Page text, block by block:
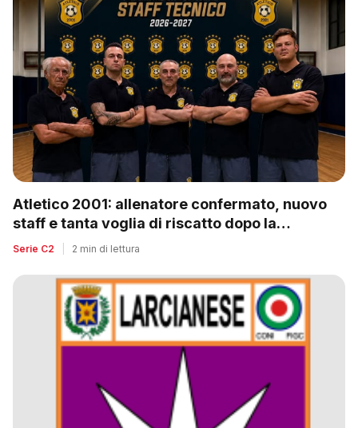
Atletico 2001: allenatore confermato, nuovo
staff e tanta voglia di riscatto dopo la
retrocessione
Serie C2 2 min di lettura